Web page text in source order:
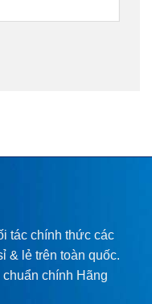
tác chính thức các
& lẻ trên toàn quốc.
chính Hãng